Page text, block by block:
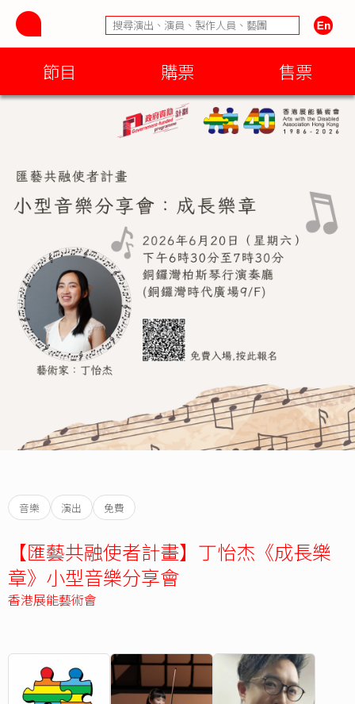
節目 購票 售票
音樂 演出 免費
【匯藝共融使者計畫】丁怡杰《成長樂
章》小型音樂分享會
香港展能藝術會